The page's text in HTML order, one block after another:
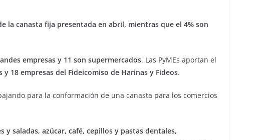
la canasta fija presentada en abril, mientras que el 4% son
empresas y 11 son supermercados. Las PyMEs aportan el
18 empresas del Fideicomiso de Harinas y Fideos.
para la conformación de una canasta para los comercios
y saladas, azúcar, café, cepillos y pastas dentales,